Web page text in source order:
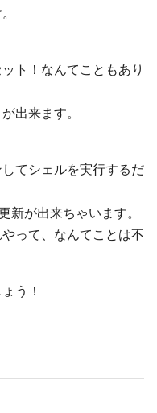
ト！なんてこともあり
出来ます。
てシェルを実行するだ
が出来ちゃいます。
って、なんてことは不
う！